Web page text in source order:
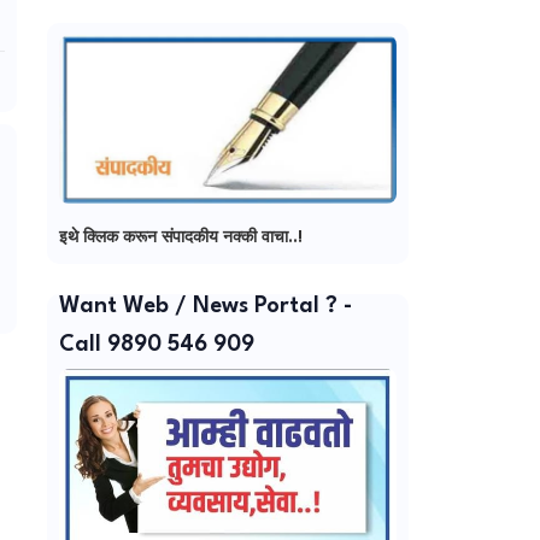
इथे क्लिक करून संपादकीय नक्की वाचा..!
Want Web / News Portal ? -
Call 9890 546 909